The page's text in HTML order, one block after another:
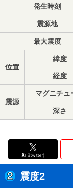
発生時刻
震源地
最大震度
位置
緯度
経度
震源
マグニチュ
深さ
震度2